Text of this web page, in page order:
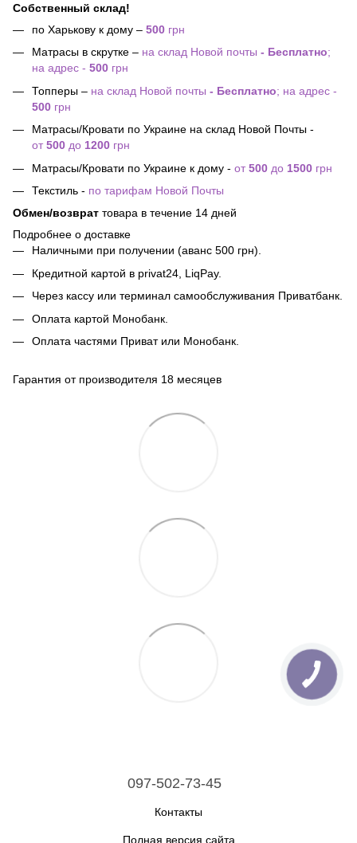
Собственный склад!
по Харькову к дому – 500 грн
Матрасы в скрутке – на склад Новой почты - Бесплатно;
на адрес - 500 грн
Топперы – на склад Новой почты - Бесплатно; на адрес -
500 грн
Матрасы/Кровати по Украине на склад Новой Почты -
от500 до 1200 грн
Матрасы/Кровати по Украине к дому - от500 до 1500 грн
Текстиль - по тарифам Новой Почты
Обмен/возврат товара в течение 14 дней
Подробнее о доставке
Наличными при получении (аванс 500 грн).
Кредитной картой в privat24, LiqPay.
Через кассу или терминал самообслуживания Приватбанк.
Оплата картой Монобанк.
Оплата частями Приват или Монобанк.
Гарантия от производителя 18 месяцев
097-502-73-45
Контакты
Полная версия сайта